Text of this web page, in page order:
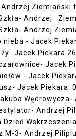
Ziemiański
Andrzej
Andrzej
nieba - Jacek
Jacek Piekara
Jacek
- Jacek
Jacek Piekara.
Wędrowycza-
Andrzej
Dzień
M-3- Andrzej